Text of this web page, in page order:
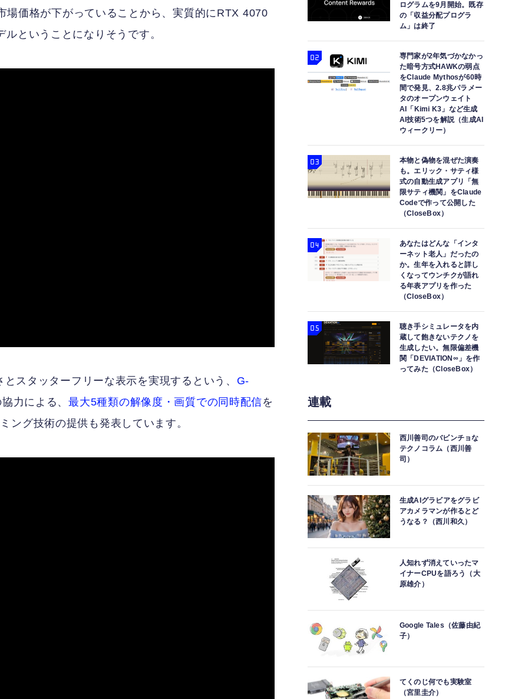
価格が下がっていることから、実質的にRTX 4070
ということになりそうです。
スタッターフリーな表示を実現するという、 G-
力による、最大5種類の解像度・画質での同時配信を
ング技術の提供も発表しています。
ログラムを9月開始。既存
の「収益分配プログラ
ム」は終了
専門家が2年気づかなかっ
た暗号方式HAWKの弱点
をClaude Mythosが60時
間で発見、2.8兆パラメー
タのオープンウェイト
AI「Kimi K3」など生成
AI技術5つを解説（生成AI
ウィークリー）
本物と偽物を混ぜた演奏
も。エリック・サティ様
式の自動生成アプリ「無
限サティ機関」をClaude
Codeで作って公開した
（CloseBox）
あなたはどんな「インタ
ーネット老人」だったの
か。生年を入れると詳し
くなってウンチクが語れ
る年表アプリを作った
（CloseBox）
聴き手シミュレータを内
蔵して飽きないテクノを
生成したい。無限偏差機
関「DEVIATION∞」を作
ってみた（CloseBox）
連載
西川善司のバビンチョな
テクノコラム（西川善
司）
生成AIグラビアをグラビ
アカメラマンが作るとど
うなる？（西川和久）
人知れず消えていったマ
イナーCPUを語ろう（大
原雄介）
Google Tales（佐藤由紀
子）
てくのじ何でも実験室
（宮里圭介）